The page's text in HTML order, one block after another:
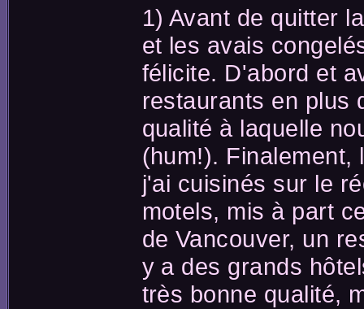
1) Avant de quitter
et les avais
félicite. D'abord et
restaurants en plus
qualité à laquelle
(hum!). Finalement,
j'ai cuisinés sur le
motels, mis à part
de Vancouver, un
y a des grands
très bonne qualité,